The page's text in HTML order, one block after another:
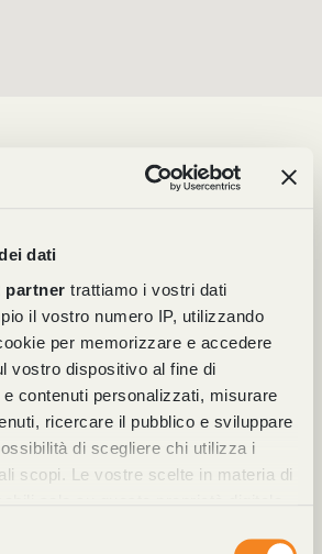
dati
partner trattiamo i vostri dati
il vostro numero IP, utilizzando
per memorizzare e accedere
vostro dispositivo al fine di
contenuti personalizzati, misurare
ricercare il pubblico e sviluppare
di scegliere chi utilizza i
scopi. Le vostre scelte in materia di
(BG) Italia